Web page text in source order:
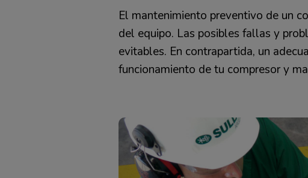
El mantenimiento preventivo de un
del equipo. Las posibles fallas y
evitables. En contrapartida, un
funcionamiento de tu compresor y